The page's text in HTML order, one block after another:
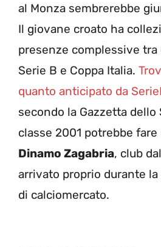
al Monza sembrerebbe
Il giovane croato ha
presenze complessive tra
Serie B e Coppa Italia.
quanto anticipato da
secondo la Gazzetta dello
classe 2001 potrebbe
Dinamo Zagabria, club
arrivato proprio durante
di calciomercato.